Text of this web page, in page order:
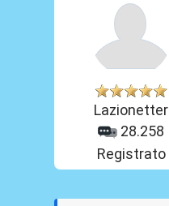
Lazionetter
28.258
Registrato